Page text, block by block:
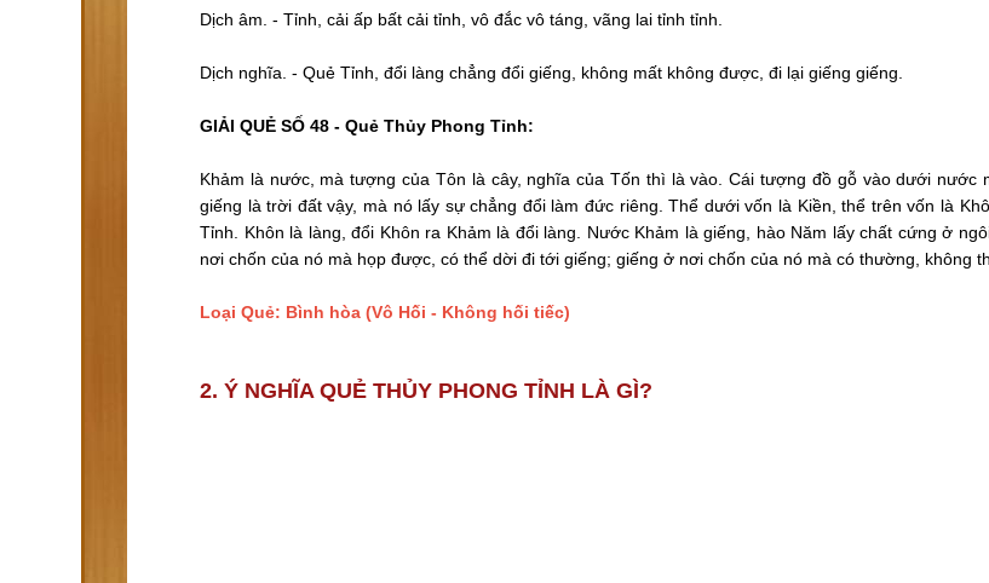
Dịch âm. - Tỉnh, cải ấp bất cải tỉnh, vô đắc vô táng, vãng lai tỉnh tỉnh.
Dịch nghĩa. - Quẻ Tỉnh, đổi làng chẳng đổi giếng, không mất không được, đi lại giếng giếng.
GIẢI QUẺ SỐ 48 - Quẻ Thủy Phong Tỉnh:
Khảm là nước, mà tượng của Tôn là cây, nghĩa của Tốn thì là vào. Cái tượng đồ gỗ vào dưới
giếng là trời đất vậy, mà nó lấy sự chẳng đổi làm đức riêng. Thể dưới vốn là Kiền, thể trên vốn là
Tỉnh. Khôn là làng, đổi Khôn ra Khảm là đổi làng. Nước Khảm là giếng, hào Năm lấy chất cứng ở
nơi chốn của nó mà họp được, có thể dời đi tới giếng; giếng ở nơi chốn của nó mà có thường, không
Loại Quẻ: Bình hòa (Vô Hối - Không hối tiếc)
2. Ý NGHĨA QUẺ THỦY PHONG TỈNH LÀ GÌ?